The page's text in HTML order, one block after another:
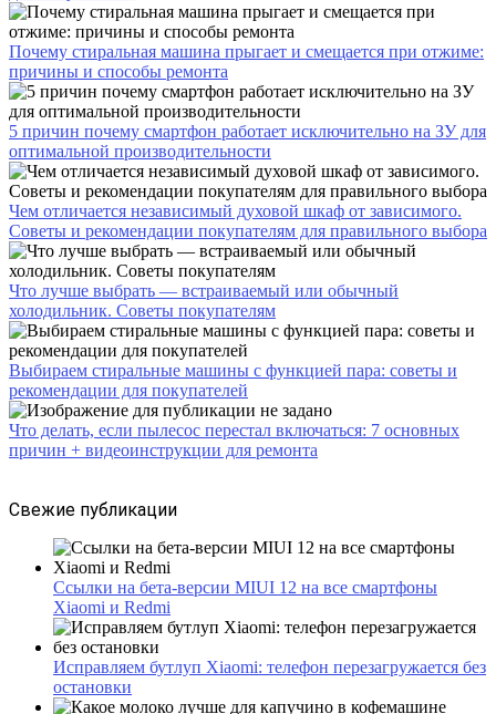
Почему стиральная машина прыгает и смещается при отжиме:
причины и способы ремонта
5 причин почему смартфон работает исключительно на ЗУ для
оптимальной производительности
Чем отличается независимый духовой шкаф от зависимого.
Советы и рекомендации покупателям для правильного выбора
Что лучше выбрать — встраиваемый или обычный
холодильник. Советы покупателям
Выбираем стиральные машины с функцией пара: советы и
рекомендации для покупателей
Что делать, если пылесос перестал включаться: 7 основных
причин + видеоинструкции для ремонта
Свежие публикации
Ссылки на бета-версии MIUI 12 на все смартфоны
Xiaomi и Redmi
Исправляем бутлуп Xiaomi: телефон перезагружается без
остановки